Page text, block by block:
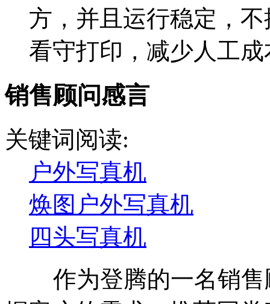
方，并且运行稳定，
看守打印，减少人工成
销售顾问感言
关键词阅读:
户外写真机
焕图户外写真机
四头写真机
作为登腾的一名销售